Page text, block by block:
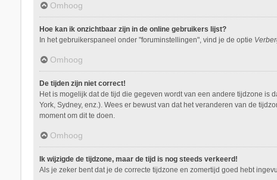
Omhoog
Hoe kan ik onzichtbaar zijn in de online gebruikers lijst?
In het gebruikerspaneel onder "foruminstellingen", vind je de optie
Omhoog
De tijden zijn niet correct!
Het is mogelijk dat de tijd die gegeven wordt van een andere tijdzone is
York, Sydney, enz.). Wees er bewust van dat het veranderen van de
moment om dit te doen.
Omhoog
Ik wijzigde de tijdzone, maar de tijd is nog steeds verkeerd!
Als je zeker bent dat je de correcte tijdzone en zomertijd goed hebt